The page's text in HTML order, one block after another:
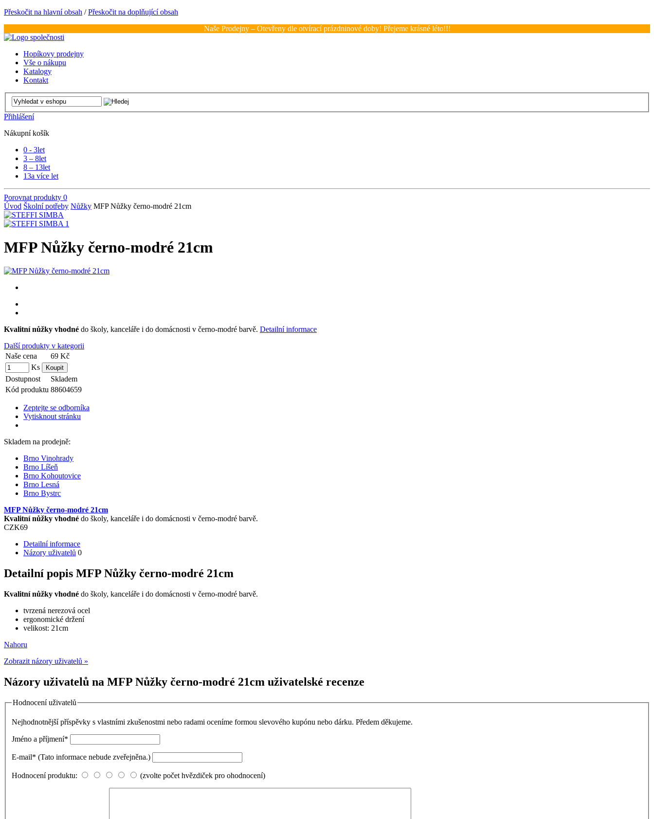
Přeskočit na hlavní obsah /Přeskočit na doplňující obsah
Naše Prodejny – Otevřeny dle otvírací prázdninové doby! Přejeme krásné léto!!!
Hopíkovy prodejny
Vše o nákupu
Katalogy
Kontakt
Přihlášení
Nákupní košík
0 - 3let
3 – 8let
8 – 13let
13a více let
Porovnat produkty 0
Úvod Školní potřeby Nůžky MFP Nůžky černo-modré 21cm
MFP Nůžky černo-modré 21cm
Kvalitní nůžky vhodné do školy, kanceláře i do domácnosti v černo-modré barvě. Detailní informace
Další produkty v kategorii
Naše cena
69 Kč
Ks
Dostupnost
Skladem
Kód produktu 88604659
Zeptejte se odborníka
Vytisknout stránku
Skladem na prodejně:
Brno Vinohrady
Brno Líšeň
Brno Kohoutovice
Brno Lesná
Brno Bystrc
MFP Nůžky černo-modré 21cm
Kvalitní nůžky vhodné do školy, kanceláře i do domácnosti v černo-modré barvě.
CZK69
Detailní informace
Názory uživatelů 0
Detailní popis MFP Nůžky černo-modré 21cm
Kvalitní nůžky vhodné do školy, kanceláře i do domácnosti v černo-modré barvě.
tvrzená nerezová ocel
ergonomické držení
velikost: 21cm
Nahoru
Zobrazit názory uživatelů »
Názory uživatelů na MFP Nůžky černo-modré 21cm uživatelské recenze
Hodnocení uživatelů
Nejhodnotnější příspěvky s vlastními zkušenostmi nebo radami oceníme formou slevového kupónu nebo dárku. Předem děkujeme.
Jméno a příjmení*
E-mail* (Tato informace nebude zveřejněna.)
Hodnocení produktu: (zvolte počet hvězdiček pro ohodnocení)